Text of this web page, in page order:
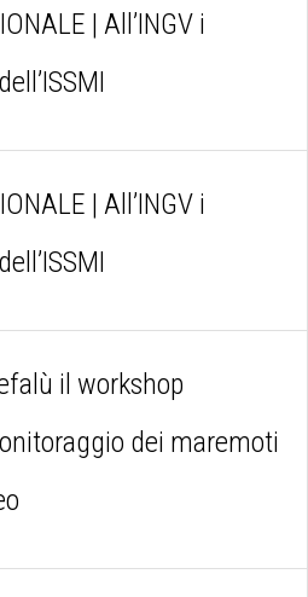
| All’INGV i
| All’INGV i
il workshop
dei maremoti